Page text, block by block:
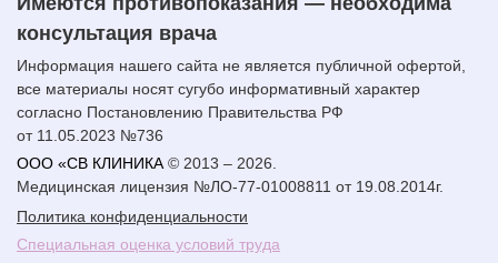
консультация врача
Информация нашего сайта не является публичной офертой,
все материалы носят сугубо информативный характер
согласно Постановлению Правительства РФ
от 11.05.2023 №736
ООО «СВ КЛИНИКА © 2013 – 2026.
Медицинская лицензия №ЛО-77-01008811 от 19.08.2014г.
Политика конфиденциальности
Специальная оценка условий труда